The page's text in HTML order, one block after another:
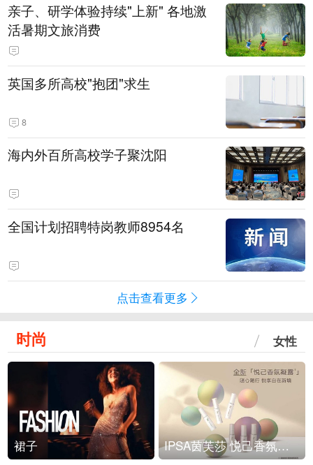
亲子、研学体验持续"上新" 各地激
活暑期文旅消费
英国多所高校"抱团"求生
8
海内外百所高校学子聚沈阳
全国计划招聘特岗教师8954名
点击查看更多
时尚 女性
裙子 IPSA茵芙莎 悦己香氛凝露上市